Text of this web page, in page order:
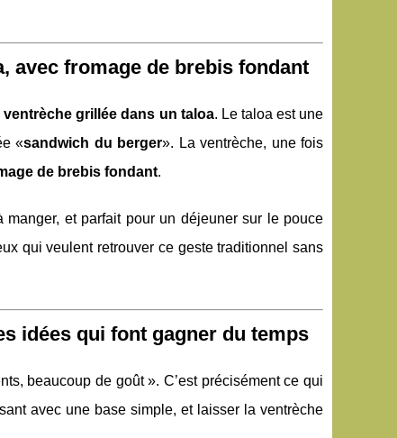
avec fromage de brebis fondant
ventrèche grillée dans un taloa. Le taloa est une
«sandwich du berger». La ventrèche, une fois
de brebis fondant.
manger, et parfait pour un déjeuner sur le pouce
qui veulent retrouver ce geste traditionnel sans
idées qui font gagner du temps
beaucoup de goût ». C’est précisément ce qui
avec une base simple, et laisser la ventrèche